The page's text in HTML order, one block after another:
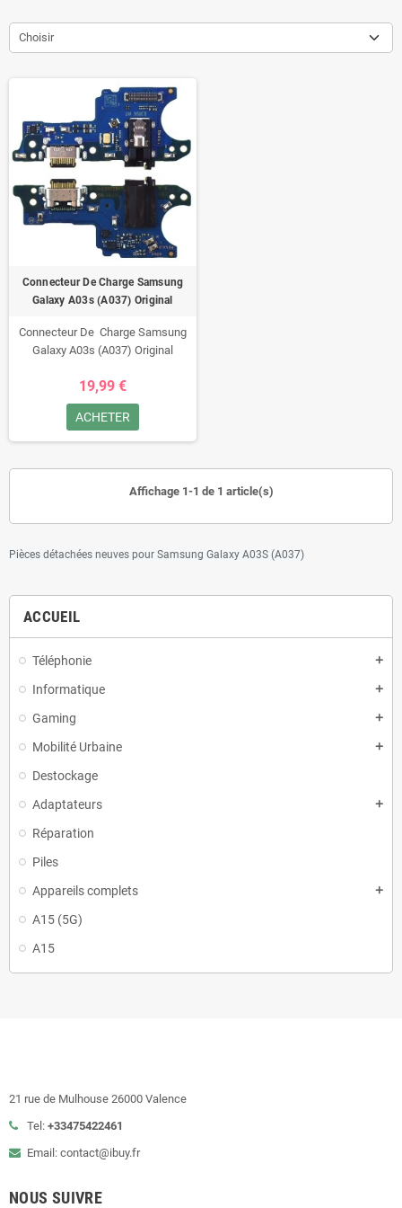
ACCUEIL
Téléphonie add
Informatique add
Gaming add
Mobilité Urbaine add
Destockage
Adaptateurs
add
Réparation
Piles
Appareils complets
add
A15 (5G)
A15
Choisir
Connecteur De Charge Samsung
Galaxy A03s (A037) Original
Connecteur De Charge Samsung
Galaxy A03s (A037) Original
19,99 €
ACHETER
Affichage 1-1 de 1 article(s)
Pièces détachées neuves pour Samsung Galaxy A03S (A037)
21 rue de Mulhouse 26000 Valence
Tel: +33475422461
Email: contact@ibuy.fr
NOUS SUIVRE